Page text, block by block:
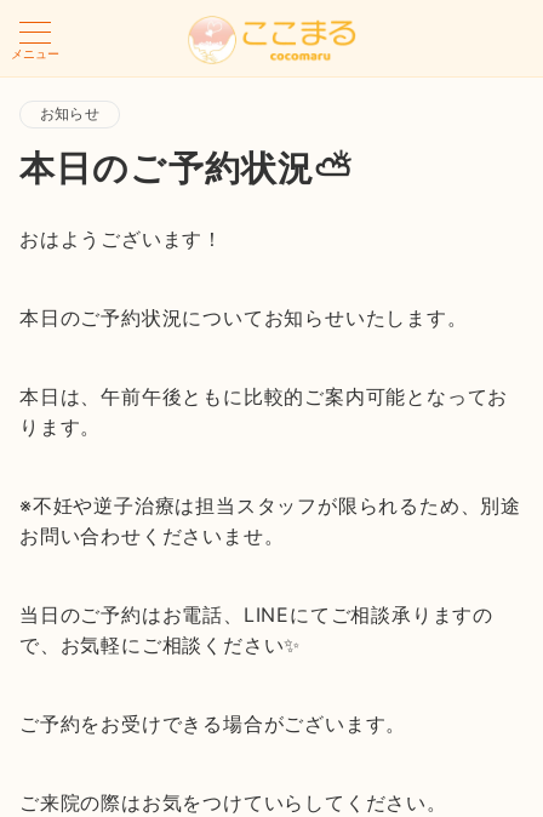
メニュー
お知らせ
本日のご予約状況⛅
おはようございます！
本日のご予約状況についてお知らせいたします。
本日は、午前午後ともに比較的ご案内可能となってお
ります。
※不妊や逆子治療は担当スタッフが限られるため、別途
お問い合わせくださいませ。
当日のご予約はお電話、LINEにてご相談承りますの
で、お気軽にご相談ください✨
ご予約をお受けできる場合がございます。
ご来院の際はお気をつけていらしてください。